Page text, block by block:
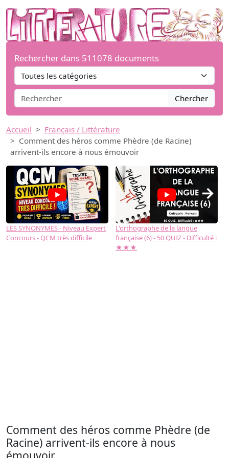
Rechercher dans 511078 documents
Chercher
Accueil
Français / Littérature
Comment des héros comme Phèdre (de Racine)
arrivent-ils encore à nous émouvoir
LES SYNONYMES - Niveau Expert
Concours - QCM très difficile
L'orthographe de la langue
française (6) - 50 QUIZ - Difficulté :
★★★
→
Comment des héros comme Phèdre (de
Racine) arrivent-ils encore à nous